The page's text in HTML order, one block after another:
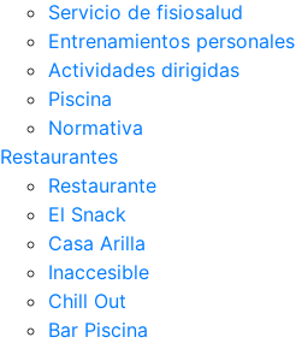
Servicio de fisiosalud
Entrenamientos personales
Actividades dirigidas
Piscina
Normativa
Restaurantes
Restaurante
El Snack
Casa Arilla
Inaccesible
Chill Out
Bar Piscina